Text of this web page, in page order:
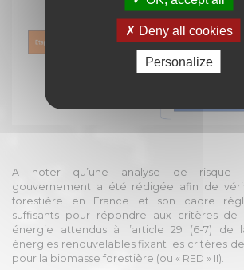
A noter qu’une analyse de risque
gouvernement a été rédigée afin de
forestière en France et son cadre
suffisants pour répondre aux critères de
énergie attendus à l’article 29 (6-7) de
énergies renouvelables fixant les critères
pour la biomasse forestière (ou « RED » II).
Deny all cookies
Personalize